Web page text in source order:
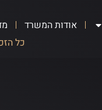
אודות המשרד
כל